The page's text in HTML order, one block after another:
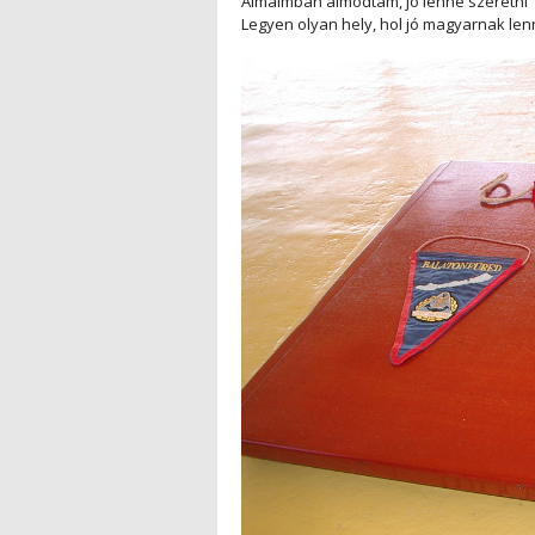
Legyen olyan hely, hol jó magyarnak